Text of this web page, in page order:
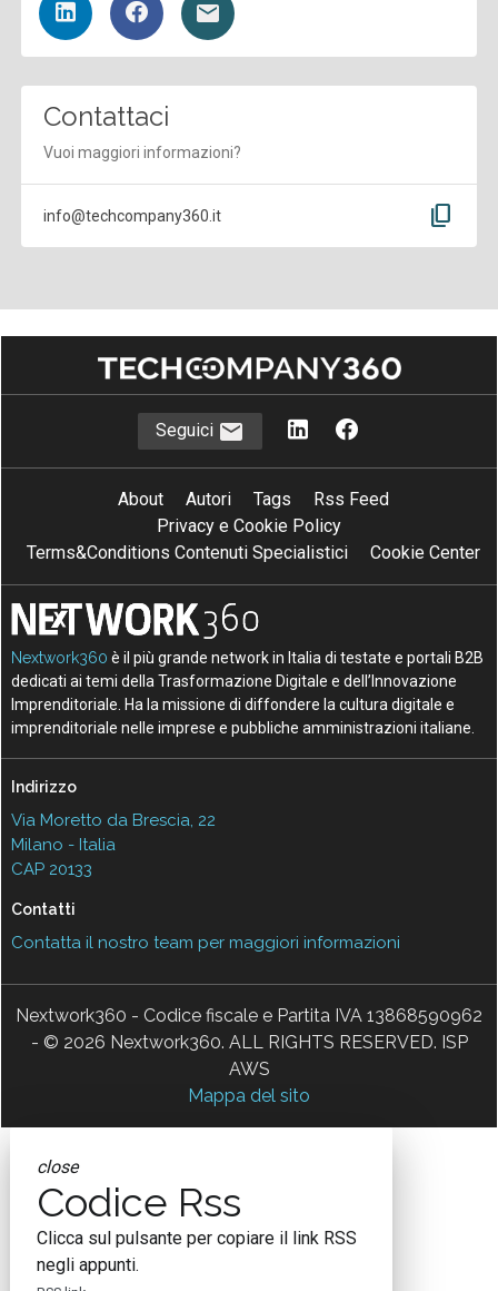
Contattaci
Vuoi maggiori informazioni?
info@techcompany360.it content_copy
Seguici
About Autori Tags
Rss Feed
Privacy e Cookie Policy
Terms&Conditions Contenuti Specialistici
Cookie Center
Nextwork360 è il più grande network in Italia di testate e portali B2B
dedicati ai temi della Trasformazione Digitale e dell’Innovazione
Imprenditoriale. Ha la missione di diffondere la cultura digitale e
imprenditoriale nelle imprese e pubbliche amministrazioni italiane.
Indirizzo
Via Moretto da Brescia, 22
Milano - Italia
CAP 20133
Contatti
Contatta il nostro team per maggiori informazioni
Nextwork360 - Codice fiscale e Partita IVA 13868590962
- © 2026 Nextwork360. ALL RIGHTS RESERVED. ISP
AWS
Mappa del sito
close
Codice Rss
Clicca sul pulsante per copiare il link RSS
negli appunti.